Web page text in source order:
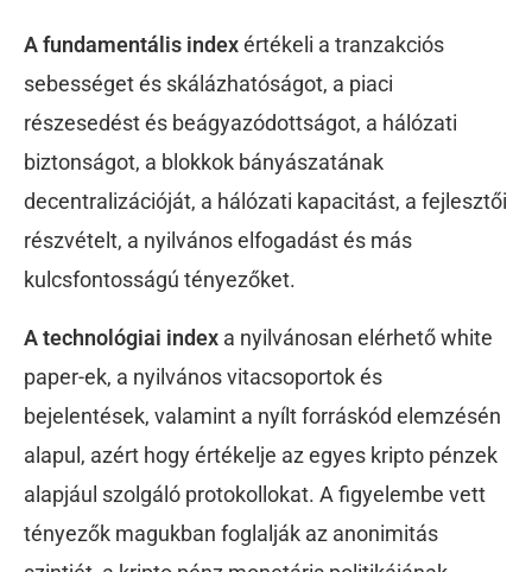
A fundamentális indexértékeli a tranzakciós
sebességet és skálázhatóságot, a piaci
részesedést és beágyazódottságot, a hálózati
biztonságot, a blokkok bányászatának
decentralizációját, a hálózati kapacitást, a fejlesztői
részvételt, a nyilvános elfogadást és más
kulcsfontosságú tényezőket.
A technológiai index a nyilvánosan elérhető white
paper-ek, a nyilvános vitacsoportok és
bejelentések, valamint a nyílt forráskód elemzésén
alapul, azért hogy értékelje az egyes kripto pénzek
alapjául szolgáló protokollokat. A figyelembe vett
tényezők magukban foglalják az anonimitás